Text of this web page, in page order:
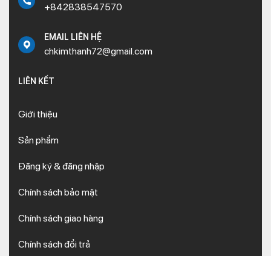
+842838547570
EMAIL LIÊN HỆ
chkimthanh72@gmail.com
LIÊN KẾT
Giới thiệu
Sản phẩm
Đăng ký & đăng nhập
Chính sách bảo mật
Chính sách giao hàng
Chính sách đổi trả